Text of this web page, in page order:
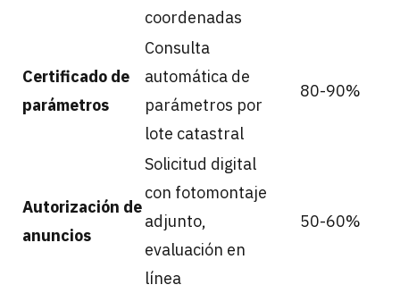
coordenadas
Certificado de
parámetros
Consulta
automática de
parámetros por
lote catastral
80-90%
Autorización de
anuncios
Solicitud digital
con fotomontaje
adjunto,
evaluación en
línea
50-60%